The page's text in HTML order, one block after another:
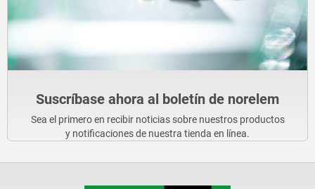
Suscríbase ahora al boletín de norelem
Sea el primero en recibir noticias sobre nuestros productos
y notificaciones de nuestra tienda en línea.